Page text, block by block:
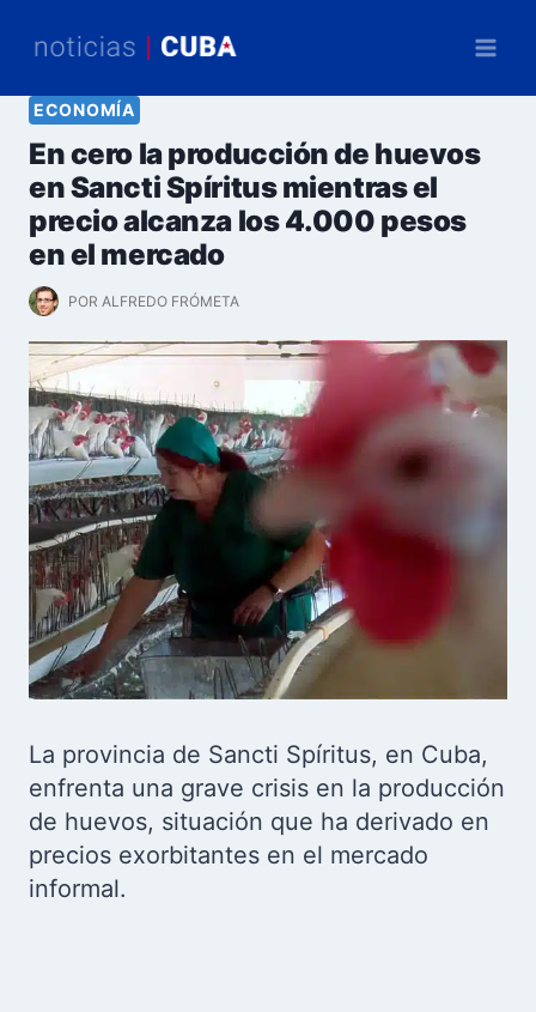
ECONOMÍA
En cero la producción de huevos
en Sancti Spíritus mientras el
precio alcanza los 4.000 pesos
en el mercado
POR ALFREDO FRÓMETA
La provincia de Sancti Spíritus, en Cuba,
enfrenta una grave crisis en la producción
de huevos, situación que ha derivado en
precios exorbitantes en el mercado
informal.